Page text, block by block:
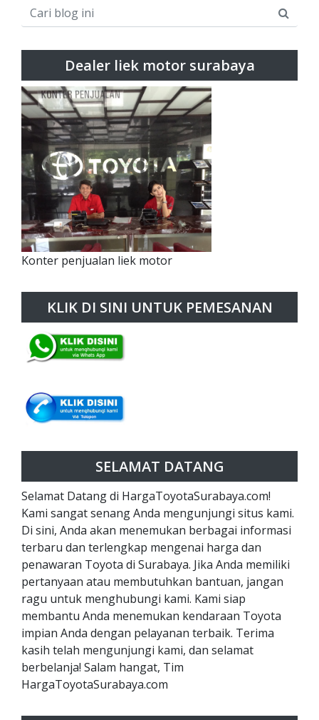
Dealer liek motor surabaya
Konter penjualan liek motor
KLIK DI SINI UNTUK PEMESANAN
SELAMAT DATANG
Selamat Datang di HargaToyotaSurabaya.com!
Kami sangat senang Anda mengunjungi situs kami.
Di sini, Anda akan menemukan berbagai informasi
terbaru dan terlengkap mengenai harga dan
penawaran Toyota di Surabaya. Jika Anda memiliki
pertanyaan atau membutuhkan bantuan, jangan
ragu untuk menghubungi kami. Kami siap
membantu Anda menemukan kendaraan Toyota
impian Anda dengan pelayanan terbaik. Terima
kasih telah mengunjungi kami, dan selamat
berbelanja! Salam hangat, Tim
HargaToyotaSurabaya.com